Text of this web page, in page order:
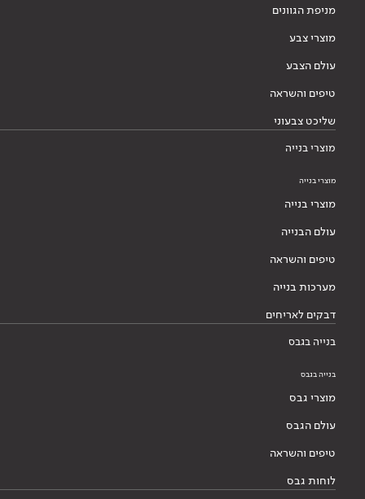
מניפת הגוונים
מוצרי צבע
עולם הצבע
טיפים והשראה
שליכט צבעוני
מוצרי בנייה
מוצרי בנייה
מוצרי בנייה
עולם הבנייה
טיפים והשראה
מערכות בנייה
דבקים לאריחים
בנייה בגבס
בנייה בגבס
מוצרי גבס
עולם הגבס
טיפים והשראה
לוחות גבס